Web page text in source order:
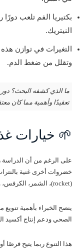
بكتيريا الفم تلعب
النيتريك.
التغيرات في توازن هذه
وتقلل من ضغط الدم.
ما الذي كشفه البحث؟ دور
تعقيدًا وأهمية مما كان
🌱 خيارات
على الرغم من أن
خضروات أخرى غنية
(rocket)، الشمر، الكرفس، والكرنب (kale).
ينصح الخبراء بأهمية تنويع
الصحي ودعم إنتاج أكسيد
هذا التنوع ربما يتيح